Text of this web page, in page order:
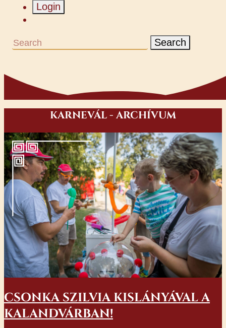
Login
Search
KARNEVÁL - ARCHÍVUM
CSONKA SZILVIA KISLÁNYÁVAL A
KALANDVÁRBAN!